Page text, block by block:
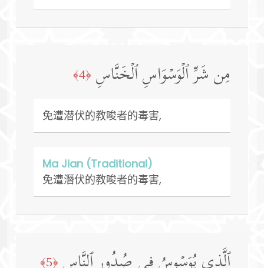
مِن شَرِّ ٱلۡوَسۡوَاسِ ٱلۡخَنَّاسِ ﴿4﴾
免遭潜伏的教唆者的毒害,
Ma Jian (Traditional)
免遭潛伏的教唆者的毒害,
﴿5﴾